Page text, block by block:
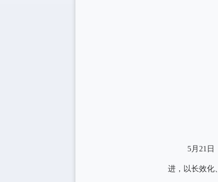
5月21日，
进，以长效化